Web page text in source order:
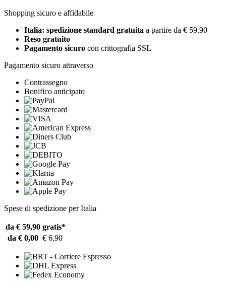
Shopping sicuro e affidabile
Italia: spedizione standard gratuita a partire da € 59,90
Reso gratuito
Pagamento sicuro con crittografia SSL
Pagamento sicuro attraverso
Contrassegno
Bonifico anticipato
Spese di spedizione per Italia
da € 59,90 gratis*
da € 0,00 € 6,90